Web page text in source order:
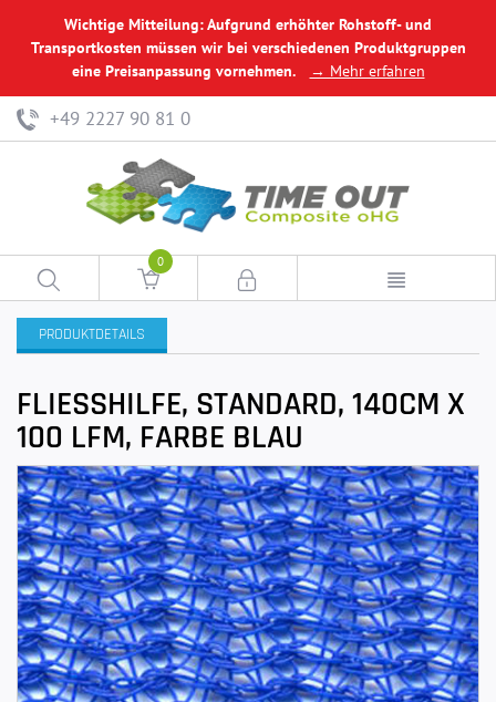
Wichtige Mitteilung: Aufgrund erhöhter Rohstoff- und
Transportkosten müssen wir bei verschiedenen Produktgruppen
eine Preisanpassung vornehmen.
→ Mehr erfahren
+49 2227 90 81 0
0
PRODUKTDETAILS
FLIESSHILFE, STANDARD, 140CM X 1
00 LFM, FARBE BLAU